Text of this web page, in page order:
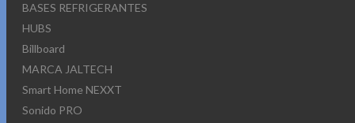
BASES REFRIGERANTES
HUBS
Billboard
MARCA JALTECH
Smart Home NEXXT
Sonido PRO